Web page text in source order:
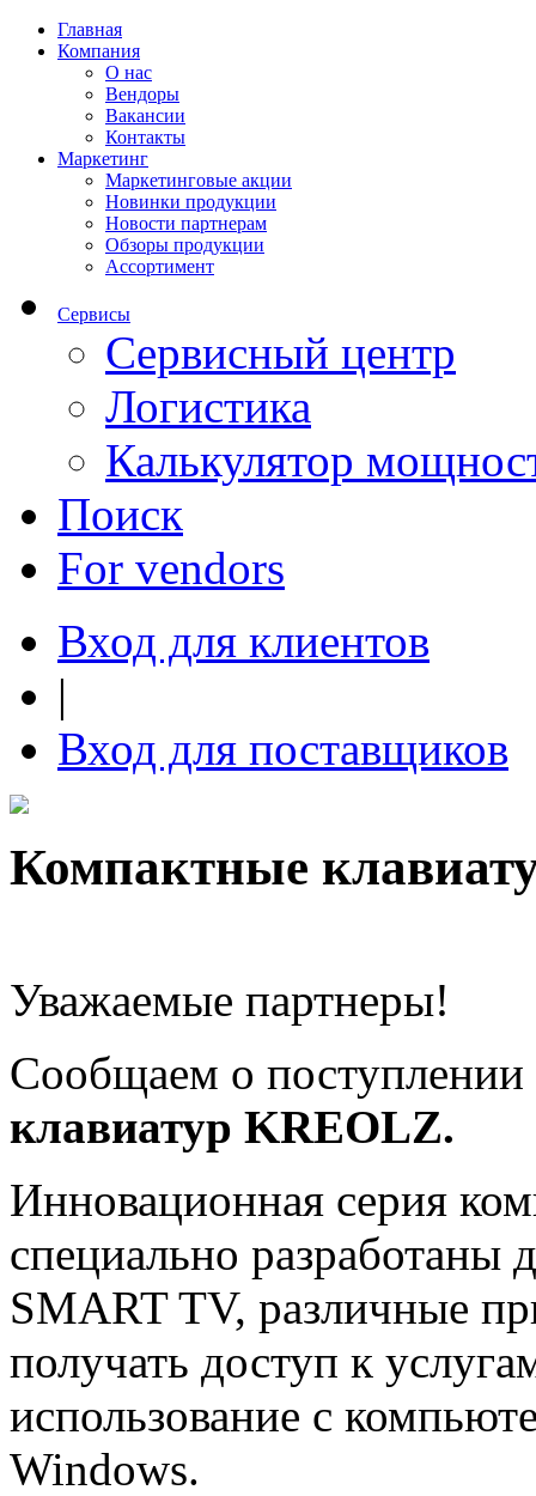
Главная
Компания
О нас
Вендоры
Вакансии
Контакты
Маркетинг
Маркетинговые акции
Новинки продукции
Новости партнерам
Обзоры продукции
Ассортимент
Сервисы
Сервисный центр
Логистика
Калькулятор
Поиск
For vendors
Вход для клиентов
|
Вход для поставщиков
Компактные
Уважаемые партнеры!
Сообщаем о
клавиатур KREOLZ.
Инновационная серия
специально разработаны
SMART TV, различные
получать доступ к
использование с
Windows.